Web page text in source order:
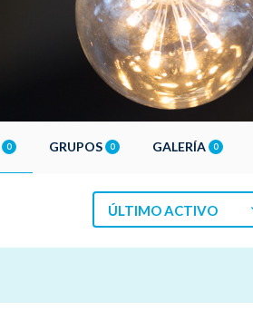
0 GRUPOS 0 GALERÍA 0
ÚLTIMO ACTIVO